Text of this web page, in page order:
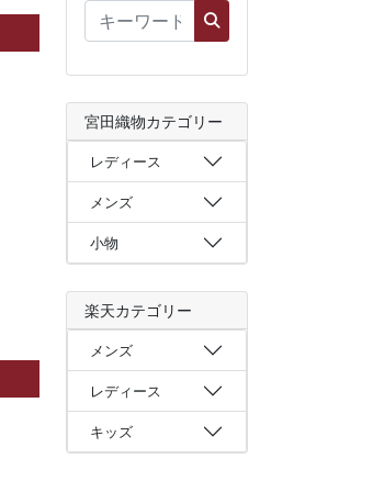
宮田織物カテゴリー
レディース
メンズ
小物
楽天カテゴリー
メンズ
レディース
キッズ